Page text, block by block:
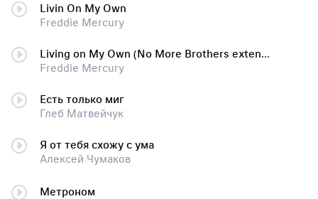
Livin On My Own
Freddie Mercury
Living on My Own (No More Brothers extended mix)
Freddie Mercury
Есть только миг
Глеб Матвейчук
Я от тебя схожу с ума
Алексей Чумаков
Метроном